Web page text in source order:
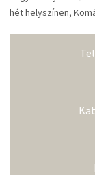
hét helyszínen,